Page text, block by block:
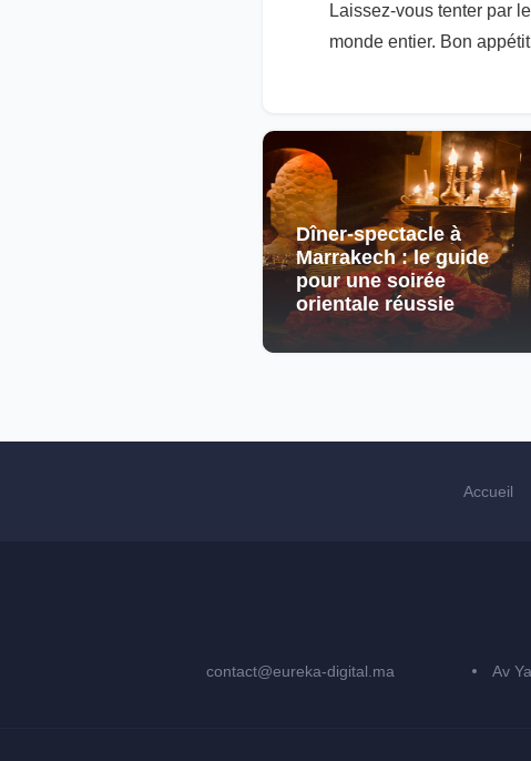
Laissez-vous tenter par
monde entier. Bon appétit
Dîner-spectacle à
Marrakech : le guide
pour une soirée
orientale réussie
Accueil
contact@eureka-digital.ma Av